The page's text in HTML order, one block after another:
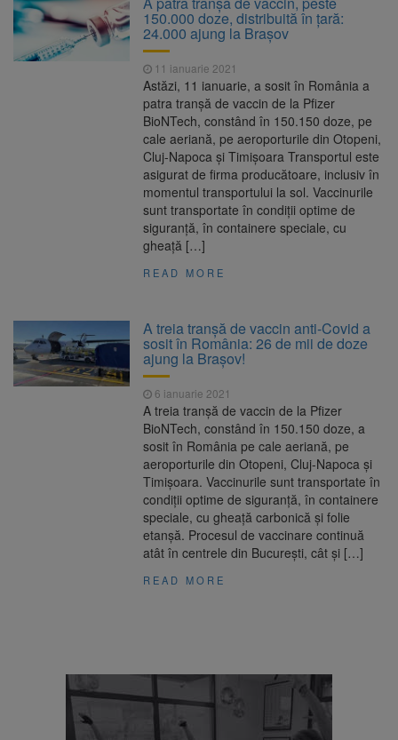
Nivelul Dunării a început să crească
8 august 2026
Asociația Română pentru
Iluminat cere reducerea luminii pe timpul
nopții, nu oprirea iluminatului public
Trafic blocat pe DN1E Brașov
– Poiana Brașov după un accident. Două
persoane primesc îngrijiri medicale
Se schimbă examenul de
medic specialist. Subiecte unice în toată țara,
aceeași oră și același barem
150.000 doze, distribuită în țară:
24.000 ajung la Brașov
11 ianuarie 2021
Astăzi, 11 ianuarie, a sosit în România a
patra tranșă de vaccin de la Pfizer
BioNTech, constând în 150.150 doze, pe
cale aeriană, pe aeroporturile din Otopeni,
Cluj-Napoca și Timișoara Transportul este
asigurat de firma producătoare, inclusiv în
momentul transportului la sol. Vaccinurile
sunt transportate în condiții optime de
siguranță, în containere speciale, cu
gheață […]
READ MORE
A treia tranșă de vaccin anti-Covid a
sosit în România: 26 de mii de doze
ajung la Brașov!
6 ianuarie 2021
A treia tranșă de vaccin de la Pfizer
BioNTech, constând în 150.150 doze, a
sosit în România pe cale aeriană, pe
aeroporturile din Otopeni, Cluj-Napoca și
Timișoara. Vaccinurile sunt transportate în
condiții optime de siguranță, în containere
speciale, cu gheață carbonică și folie
etanșă. Procesul de vaccinare continuă
atât în centrele din București, cât și […]
READ MORE